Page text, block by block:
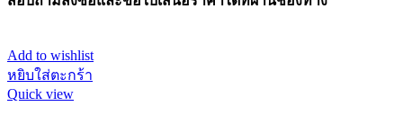
Add to wishlist
หยิบใส่ตะกร้า
Quick view